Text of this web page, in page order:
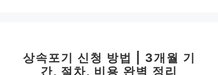
상속포기 신청 방법 | 3개월 기
간, 절차, 비용 완벽 정리